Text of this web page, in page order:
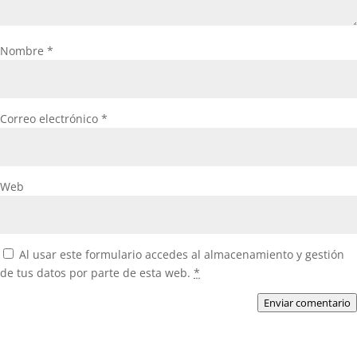
Nombre *
Correo electrónico *
Web
Al usar este formulario accedes al almacenamiento y gestión
de tus datos por parte de esta web. *
Enviar comentario